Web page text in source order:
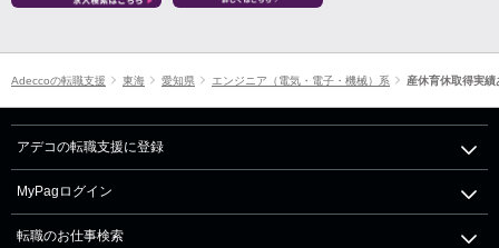
Adeccoの転職支援 東海 愛知県 エンジニア（電気・電子・機械）系 産休育休取得実績
アデコの転職支援に登録
MyPagログイン
転職のお仕事検索